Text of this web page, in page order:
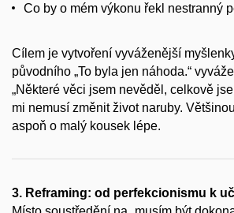
Co by o mém výkonu řekl nestranný
Cílem je vytvoření vyváženější
původního „To byla jen náhoda.“
„Některé věci jsem nevěděl, celkově
mi nemusí změnit život naruby.
aspoň o malý kousek lépe.
3. Reframing: od perfekcionismu k